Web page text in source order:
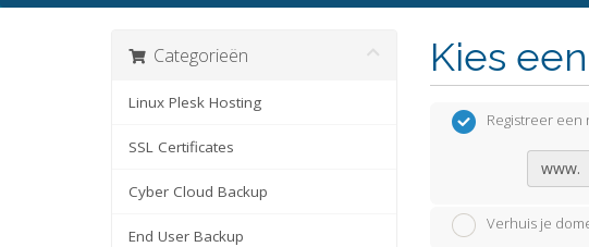
Categorieën
Linux Plesk Hosting
SSL Certificates
Cyber Cloud Backup
End User Backup
Kies
Registreer een
www.
Verhuis je